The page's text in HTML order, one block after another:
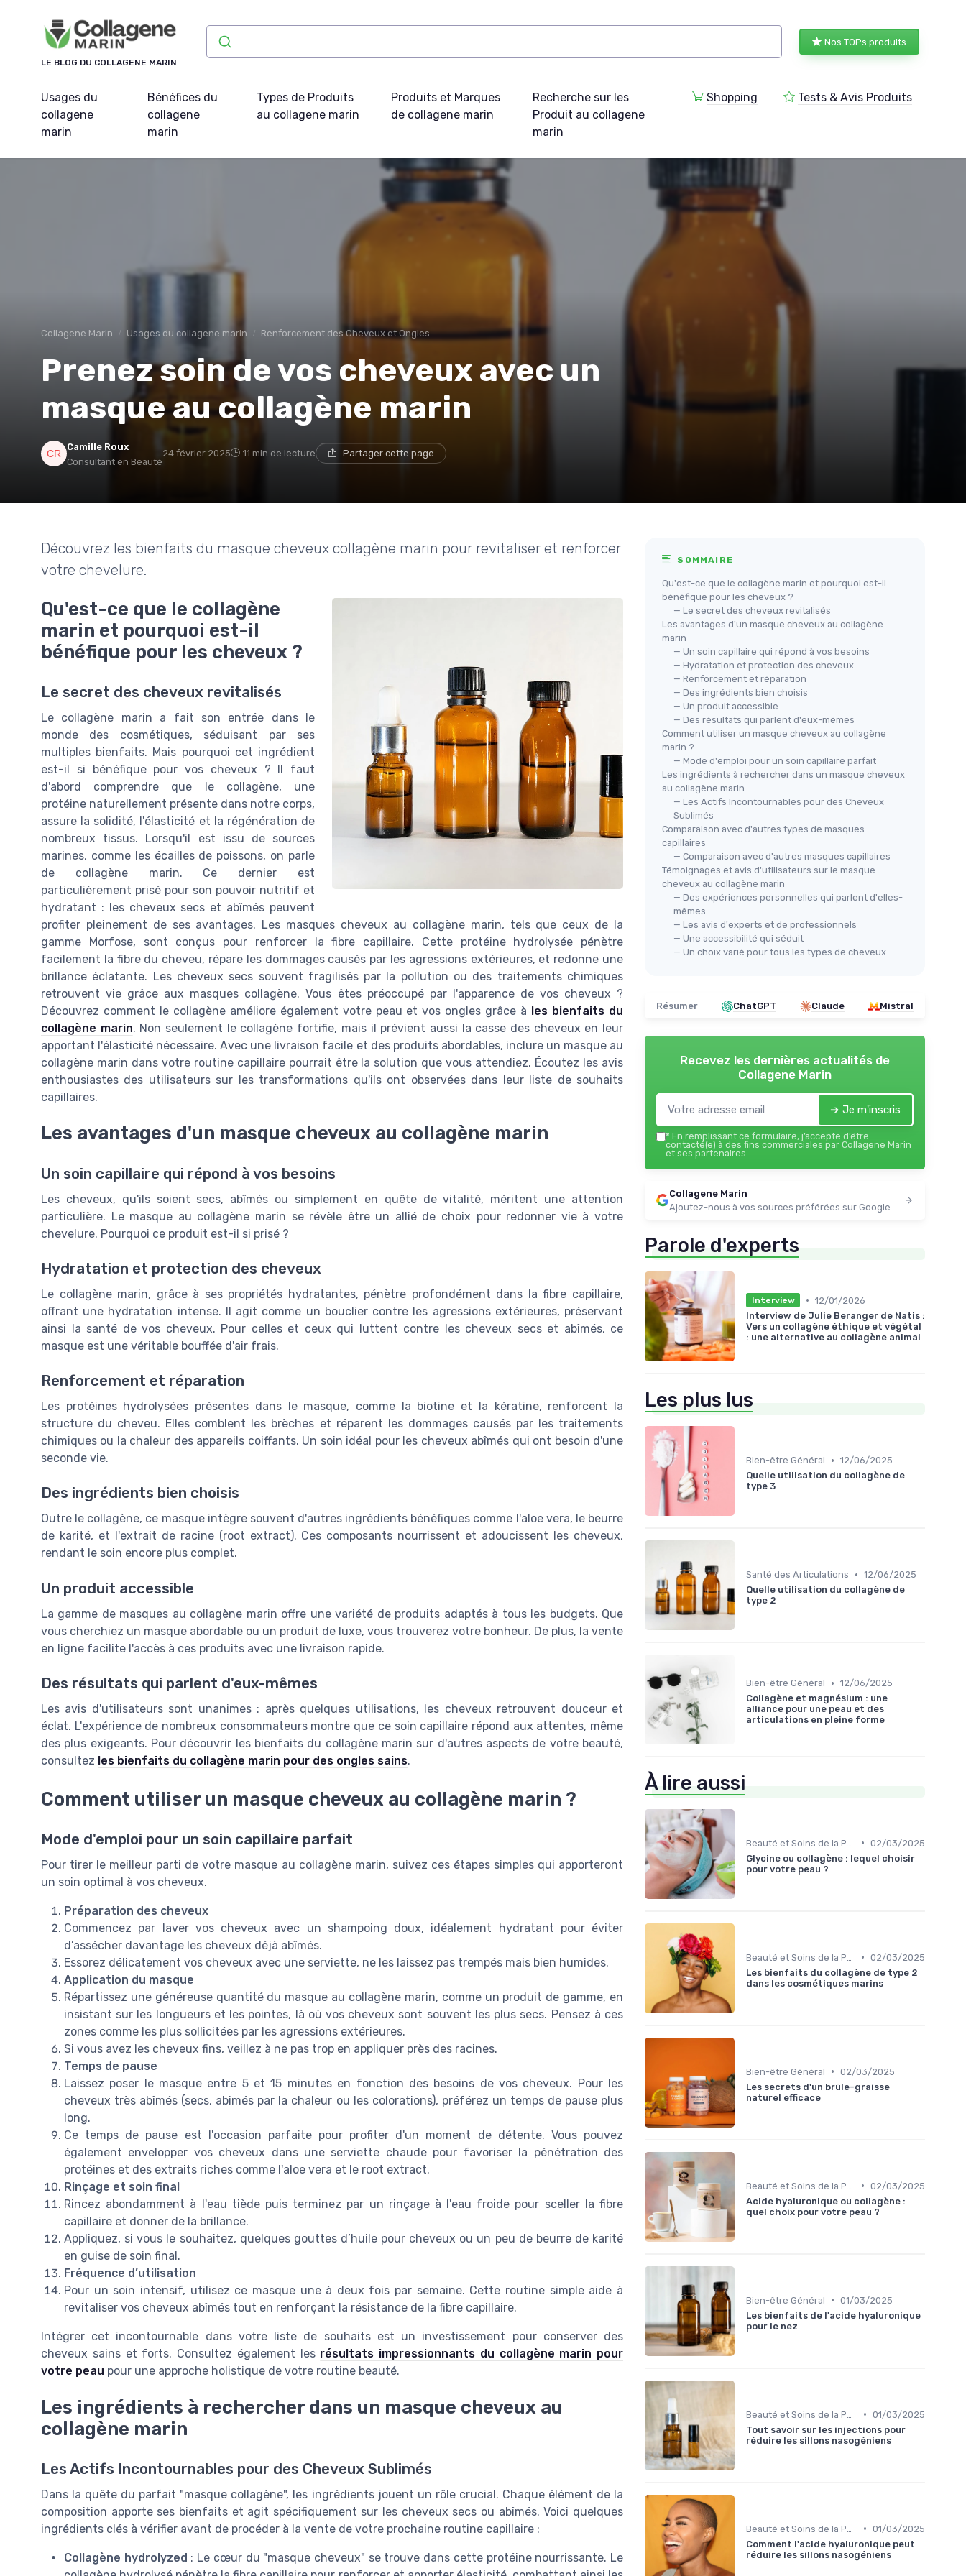
LE BLOG DU COLLAGENE MARIN
Nos TOPs produits
Usages du
collagene
marin
Bénéfices du
collagene
marin
Types de Produits
au collagene marin
Produits et Marques
de collagene marin
Recherche sur les
Produit au collagene
marin
Shopping Tests & Avis Produits
Collagene Marin Usages du collagene marin Renforcement des Cheveux et Ongles
Prenez soin de vos cheveux avec un
masque au collagène marin
Camille Roux
Consultant en Beauté
24 février 2025 11 min de lecture Partager cette page
Découvrez les bienfaits du masque cheveux collagène marin pour revitaliser et renforcer
votre chevelure.
Qu'est-ce que le collagène
marin et pourquoi est-il
bénéfique pour les cheveux ?
Le secret des cheveux revitalisés
Le collagène marin a fait son entrée dans le
monde des cosmétiques, séduisant par ses
multiples bienfaits. Mais pourquoi cet ingrédient
est-il si bénéfique pour vos cheveux ? Il faut
d'abord comprendre que le collagène, une
protéine naturellement présente dans notre corps,
assure la solidité, l'élasticité et la régénération de
nombreux tissus. Lorsqu'il est issu de sources
marines, comme les écailles de poissons, on parle
de collagène marin. Ce dernier est
particulièrement prisé pour son pouvoir nutritif et
hydratant : les cheveux secs et abîmés peuvent
profiter pleinement de ses avantages. Les masques cheveux au collagène marin, tels que ceux de la
gamme Morfose, sont conçus pour renforcer la fibre capillaire. Cette protéine hydrolysée pénètre
facilement la fibre du cheveu, répare les dommages causés par les agressions extérieures, et redonne une
brillance éclatante. Les cheveux secs souvent fragilisés par la pollution ou des traitements chimiques
retrouvent vie grâce aux masques collagène. Vous êtes préoccupé par l'apparence de vos cheveux ?
Découvrez comment le collagène améliore également votre peau et vos ongles grâce à
les bienfaits du
collagène marin. Non seulement le collagène fortifie, mais il prévient aussi la casse des cheveux en leur
apportant l'élasticité nécessaire. Avec une livraison facile et des produits abordables, inclure un masque au
collagène marin dans votre routine capillaire pourrait être la solution que vous attendiez. Écoutez les avis
enthousiastes des utilisateurs sur les transformations qu'ils ont observées dans leur liste de souhaits
capillaires.
Les avantages d'un masque cheveux au collagène marin
Un soin capillaire qui répond à vos besoins
Les cheveux, qu'ils soient secs, abîmés ou simplement en quête de vitalité, méritent une attention
particulière. Le masque au collagène marin se révèle être un allié de choix pour redonner vie à votre
chevelure. Pourquoi ce produit est-il si prisé ?
Hydratation et protection des cheveux
Le collagène marin, grâce à ses propriétés hydratantes, pénètre profondément dans la fibre capillaire,
offrant une hydratation intense. Il agit comme un bouclier contre les agressions extérieures, préservant
ainsi la santé de vos cheveux. Pour celles et ceux qui luttent contre les cheveux secs et abîmés, ce
masque est une véritable bouffée d'air frais.
Renforcement et réparation
Les protéines hydrolysées présentes dans le masque, comme la biotine et la kératine, renforcent la
structure du cheveu. Elles comblent les brèches et réparent les dommages causés par les traitements
chimiques ou la chaleur des appareils coiffants. Un soin idéal pour les cheveux abîmés qui ont besoin d'une
seconde vie.
Des ingrédients bien choisis
Outre le collagène, ce masque intègre souvent d'autres ingrédients bénéfiques comme l'aloe vera, le beurre
de karité, et l'extrait de racine (root extract). Ces composants nourrissent et adoucissent les cheveux,
rendant le soin encore plus complet.
Un produit accessible
La gamme de masques au collagène marin offre une variété de produits adaptés à tous les budgets. Que
vous cherchiez un masque abordable ou un produit de luxe, vous trouverez votre bonheur. De plus, la vente
en ligne facilite l'accès à ces produits avec une livraison rapide.
Des résultats qui parlent d'eux-mêmes
Les avis d'utilisateurs sont unanimes : après quelques utilisations, les cheveux retrouvent douceur et
éclat. L'expérience de nombreux consommateurs montre que ce soin capillaire répond aux attentes, même
des plus exigeants. Pour découvrir les bienfaits du collagène marin sur d'autres aspects de votre beauté,
consultez les bienfaits du collagène marin pour des ongles sains.
Comment utiliser un masque cheveux au collagène marin ?
Mode d'emploi pour un soin capillaire parfait
Pour tirer le meilleur parti de votre masque au collagène marin, suivez ces étapes simples qui apporteront
un soin optimal à vos cheveux.
Préparation des cheveux
Commencez par laver vos cheveux avec un shampoing doux, idéalement hydratant pour éviter
d’assécher davantage les cheveux déjà abîmés.
Essorez délicatement vos cheveux avec une serviette, ne les laissez pas trempés mais bien humides.
Application du masque
Répartissez une généreuse quantité du masque au collagène marin, comme un produit de gamme, en
insistant sur les longueurs et les pointes, là où vos cheveux sont souvent les plus secs. Pensez à ces
zones comme les plus sollicitées par les agressions extérieures.
Si vous avez les cheveux fins, veillez à ne pas trop en appliquer près des racines.
Temps de pause
Laissez poser le masque entre 5 et 15 minutes en fonction des besoins de vos cheveux. Pour les
cheveux très abîmés (secs, abimés par la chaleur ou les colorations), préférez un temps de pause plus
long.
Ce temps de pause est l'occasion parfaite pour profiter d'un moment de détente. Vous pouvez
également envelopper vos cheveux dans une serviette chaude pour favoriser la pénétration des
protéines et des extraits riches comme l'aloe vera et le root extract.
Rinçage et soin final
Rincez abondamment à l'eau tiède puis terminez par un rinçage à l'eau froide pour sceller la fibre
capillaire et donner de la brillance.
Appliquez, si vous le souhaitez, quelques gouttes d’huile pour cheveux ou un peu de beurre de karité
en guise de soin final.
Fréquence d’utilisation
Pour un soin intensif, utilisez ce masque une à deux fois par semaine. Cette routine simple aide à
revitaliser vos cheveux abîmés tout en renforçant la résistance de la fibre capillaire.
Intégrer cet incontournable dans votre liste de souhaits est un investissement pour conserver des
cheveux sains et forts. Consultez également les résultats impressionnants du collagène marin pour
votre peau pour une approche holistique de votre routine beauté.
Les ingrédients à rechercher dans un masque cheveux au
collagène marin
Les Actifs Incontournables pour des Cheveux Sublimés
Dans la quête du parfait "masque collagène", les ingrédients jouent un rôle crucial. Chaque élément de la
composition apporte ses bienfaits et agit spécifiquement sur les cheveux secs ou abîmés. Voici quelques
ingrédients clés à vérifier avant de procéder à la vente de votre prochaine routine capillaire :
Collagène hydrolyzed : Le cœur du "masque cheveux" se trouve dans cette protéine nourrissante. Le
SOMMAIRE
Qu'est-ce que le collagène marin et pourquoi est-il
bénéfique pour les cheveux ?
— Le secret des cheveux revitalisés
Les avantages d'un masque cheveux au collagène
marin
— Un soin capillaire qui répond à vos besoins
— Hydratation et protection des cheveux
— Renforcement et réparation
— Des ingrédients bien choisis
— Un produit accessible
— Des résultats qui parlent d'eux-mêmes
Comment utiliser un masque cheveux au collagène
marin ?
— Mode d'emploi pour un soin capillaire parfait
Les ingrédients à rechercher dans un masque cheveux
au collagène marin
— Les Actifs Incontournables pour des Cheveux
Sublimés
Comparaison avec d'autres types de masques
capillaires
— Comparaison avec d'autres masques capillaires
Témoignages et avis d'utilisateurs sur le masque
cheveux au collagène marin
— Des expériences personnelles qui parlent d'elles-
mêmes
— Les avis d'experts et de professionnels
— Une accessibilité qui séduit
— Un choix varié pour tous les types de cheveux
Résumer ChatGPT Claude Mistral
Recevez les dernières actualités de
Collagene Marin
➔ Je m'inscris
* En remplissant ce formulaire, j’accepte d’être
contacté(e) à des fins commerciales par Collagene Marin
et ses partenaires.
Collagene Marin
Ajoutez-nous à vos sources préférées sur Google
Parole d'experts
Interview • 12/01/2026
Interview de Julie Beranger de Natis :
Vers un collagène éthique et végétal
: une alternative au collagène animal
Les plus lus
Bien-être Général • 12/06/2025
Quelle utilisation du collagène de
type 3
Santé des Articulations • 12/06/2025
Quelle utilisation du collagène de
type 2
Bien-être Général • 12/06/2025
Collagène et magnésium : une
alliance pour une peau et des
articulations en pleine forme
À lire aussi
• 02/03/2025
Glycine ou collagène : lequel choisir
pour votre peau ?
• 02/03/2025
Les bienfaits du collagène de type 2
dans les cosmétiques marins
Bien-être Général • 02/03/2025
Les secrets d'un brûle-graisse
naturel efficace
• 02/03/2025
Acide hyaluronique ou collagène :
quel choix pour votre peau ?
Bien-être Général • 01/03/2025
Les bienfaits de l'acide hyaluronique
pour le nez
• 01/03/2025
Tout savoir sur les injections pour
réduire les sillons nasogéniens
• 01/03/2025
Comment l'acide hyaluronique peut
réduire les sillons nasogéniens